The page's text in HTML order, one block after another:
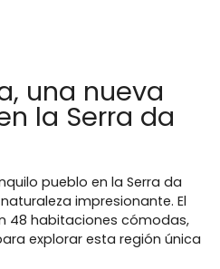
una nueva
la Serra da
pueblo en la Serra da
impresionante. El
48 habitaciones cómodas,
explorar esta región única